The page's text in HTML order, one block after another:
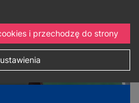
i przechodzę do strony